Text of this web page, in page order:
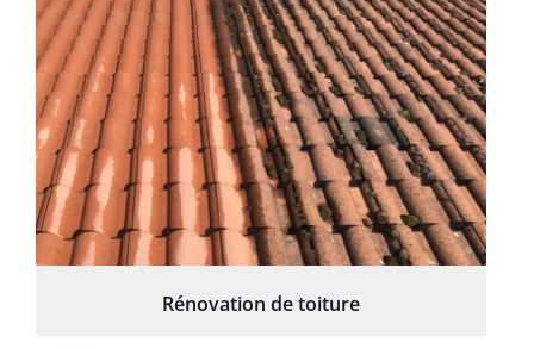
Rénovation de toiture